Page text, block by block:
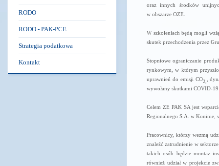
RODO
RODO - PAK-PCE
Strategia podatkowa
Kontakt
oraz innych środków
w obszarze OZE.
W szkoleniach będą mogli
skutek przechodzenia przez
Stopniowe ograniczanie
rynkowym, w którym
uprawnień do emisji CO2,
,
wywołany skutkami COVID-
Celem ZE PAK SA jest
Regionalnego S.A. w Koninie,
Pracownicy, którzy wezmą
znaleźć zatrudnienie w
takich osób będzie montaż
również udział w projekcie